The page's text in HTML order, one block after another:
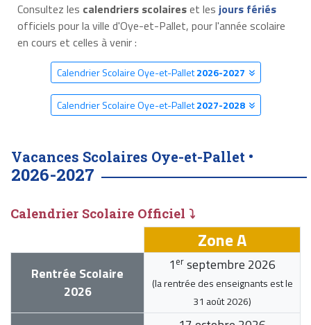
Consultez les calendriers scolaireset les jours fériés
officiels pour la ville d'Oye-et-Pallet, pour l'année scolaire
en cours et celles à venir :
Calendrier Scolaire Oye-et-Pallet2026-2027
Calendrier Scolaire Oye-et-Pallet2027-2028
Vacances Scolaires Oye-et-Pallet •
2026-2027
Calendrier Scolaire Officiel ⤵
Zone A
Rentrée Scolaire
2026
1 er septembre 2026
(la rentrée des enseignants est le
31 août 2026)